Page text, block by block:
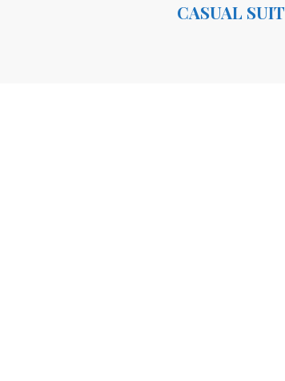
CASUAL SUIT